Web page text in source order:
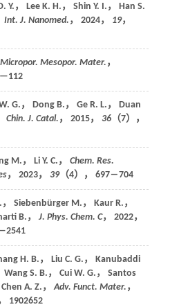
Y.， Lee K. H.， Shin Y. I.， Han S.
Int. J. Nanomed. ， 2024， 19，
Micropor. Mesopor. Mater. ，
G.， Dong B.， Ge R. L.， Duan
Chin. J. Catal. ， 2015， 36（7），
M.， Li Y. C.， Chem. Res.
， 2023， 39（4）， 697―704
， Siebenbürger M.， Kaur R.，
B.， J. Phys. Chem. C， 2022，
H. B.， Liu C. G.， Kanubaddi
Wang S. B.， Cui W. G.， Santos
Chen A. Z.，Adv. Funct. Mater. ，
1902652